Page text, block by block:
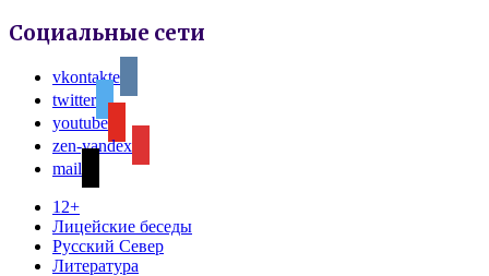
Социальные сети
vkontakte
twitter
youtube
zen-yandex
mail
12+
Лицейские беседы
Русский Север
Литература